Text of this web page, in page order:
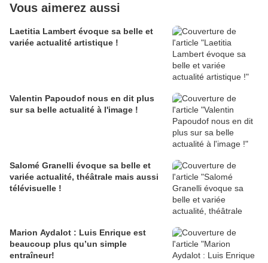
Vous aimerez aussi
Laetitia Lambert évoque sa belle et
variée actualité artistique !
Valentin Papoudof nous en dit plus
sur sa belle actualité à l'image !
Salomé Granelli évoque sa belle et
variée actualité, théâtrale mais aussi
télévisuelle !
Marion Aydalot : Luis Enrique est
beaucoup plus qu’un simple
entraîneur!